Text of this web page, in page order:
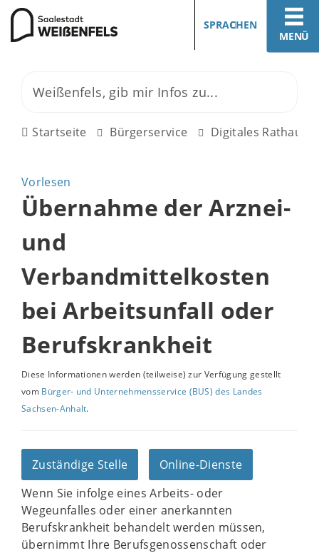
MENÜ
SPRACHEN
Startseite Bürgerservice Digitales Rathaus
Vorlesen
Übernahme der Arznei-
und
Verbandmittelkosten
bei Arbeitsunfall oder
Berufskrankheit
Diese Informationen werden (teilweise) zur Verfügung gestellt
vom Bürger- und Unternehmensservice (BUS) des Landes
Sachsen-Anhalt.
Zuständige Stelle
Online-Dienste
Wenn Sie infolge eines Arbeits- oder
Wegeunfalles oder einer anerkannten
Berufskrankheit behandelt werden müssen,
übernimmt Ihre Berufsgenossenschaft oder